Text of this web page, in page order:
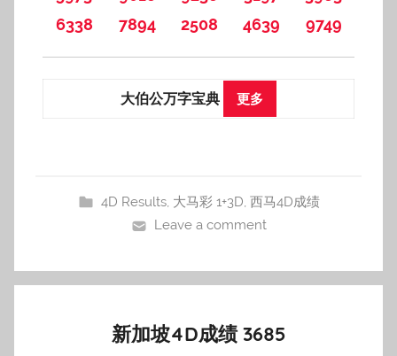
6338
7894 2508 4639 9749
大伯公万字宝典 更多
4D Results, 大马彩 1+3D,西马4D成绩
Leave a comment
新加坡4D成绩 3685